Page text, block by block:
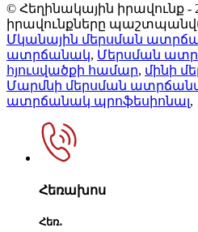
© Հեղինակային իրավունք -
իրավունքները
Մկանային մերսման
ատրճանակ, Մերսման
հյուսվածքի համար, մինի
Մարմնի մերսման
ատրճանակ պրոֆեսիոնալ,
Հեռախոս
Հեռ․